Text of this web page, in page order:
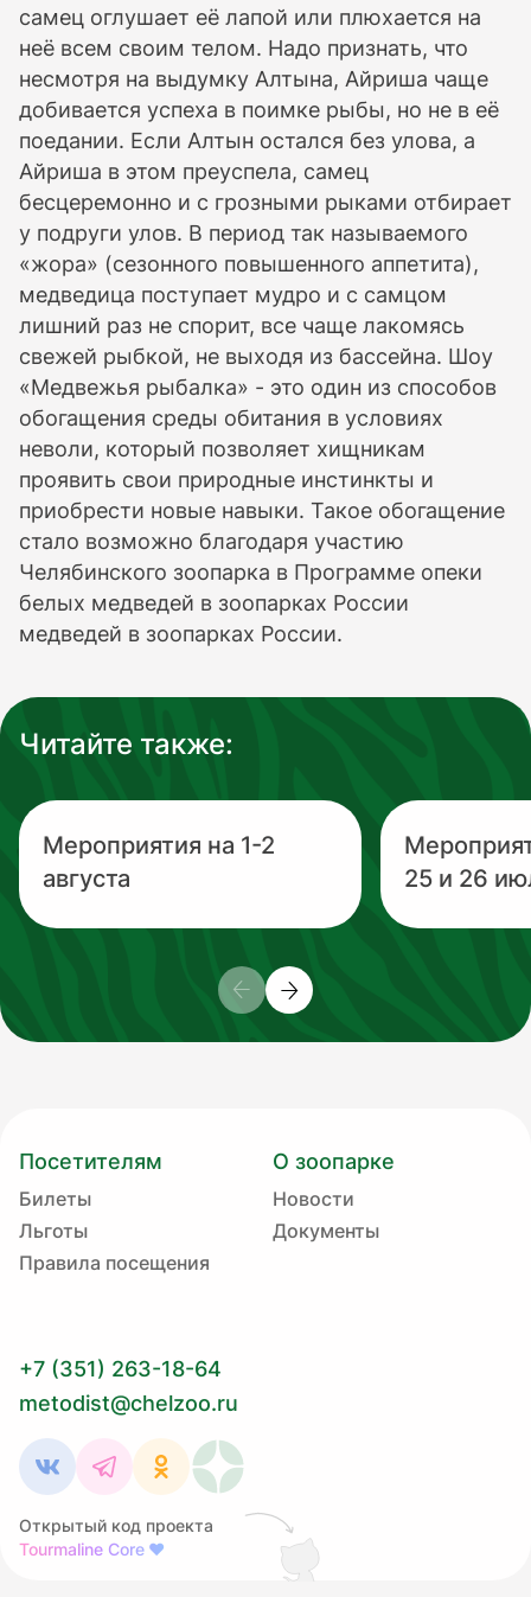
самец оглушает её лапой или плюхается на
неё всем своим телом. Надо признать, что
несмотря на выдумку Алтына, Айриша чаще
добивается успеха в поимке рыбы, но не в её
поедании. Если Алтын остался без улова, а
Айриша в этом преуспела, самец
бесцеремонно и с грозными рыками отбирает
у подруги улов. В период так называемого
«жора» (сезонного повышенного аппетита),
медведица поступает мудро и с самцом
лишний раз не спорит, все чаще лакомясь
свежей рыбкой, не выходя из бассейна. Шоу
«Медвежья рыбалка» - это один из способов
обогащения среды обитания в условиях
неволи, который позволяет хищникам
проявить свои природные инстинкты и
приобрести новые навыки. Такое обогащение
стало возможно благодаря участию
Челябинского зоопарка в Программе опеки
белых медведей в зоопарках России
медведей в зоопарках России.
Читайте также:
Мероприятия на 1-2
августа
25 и 26
Посетителям
Билеты
Льготы
Правила посещения
О зоопарке
Новости
Документы
+7 (351) 263-18-64
metodist@chelzoo.ru
Открытый код проекта
Tourmaline Core ❤